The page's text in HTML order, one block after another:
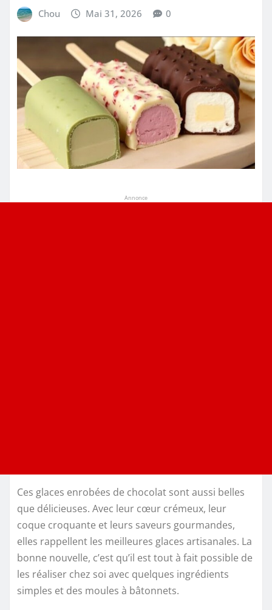
Chou Mai 31, 2026 0
Annonce
Ces glaces enrobées de chocolat sont aussi belles
que délicieuses. Avec leur cœur crémeux, leur
coque croquante et leurs saveurs gourmandes,
elles rappellent les meilleures glaces artisanales. La
bonne nouvelle, c’est qu’il est tout à fait possible de
les réaliser chez soi avec quelques ingrédients
simples et des moules à bâtonnets.